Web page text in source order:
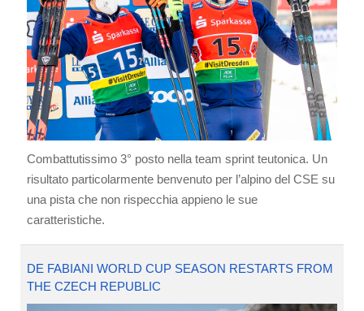
Combattutissimo 3° posto nella team sprint teutonica. Un
risultato particolarmente benvenuto per l’alpino del CSE su
una pista che non rispecchia appieno le sue
caratteristiche.
DE FABIANI WORLD CUP SEASON RESTARTS FROM
THE CZECH REPUBLIC